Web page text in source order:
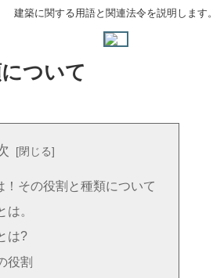
建築に関する用語と関連法令を説明します。
ついて
！その役割と種類について
は。
は?
役割